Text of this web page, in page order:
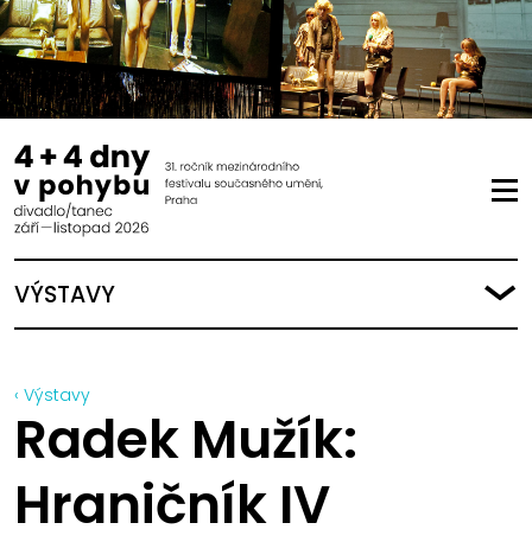
VÝSTAVY
‹ Výstavy
Radek Mužík:
Hraničník IV